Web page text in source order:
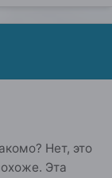
Нет, это
Эта